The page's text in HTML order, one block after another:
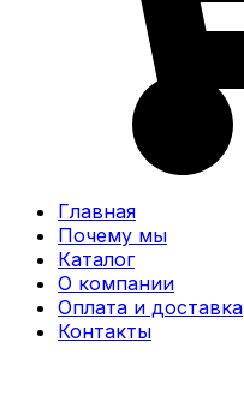
Главная
Почему мы
Каталог
О компании
Оплата и доставка
Контакты